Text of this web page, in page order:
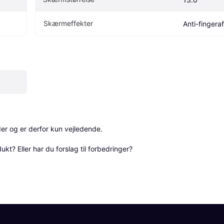
Skærmeffekter Anti-
og er derfor kun vejledende.
Eller har du forslag til forbedringer?